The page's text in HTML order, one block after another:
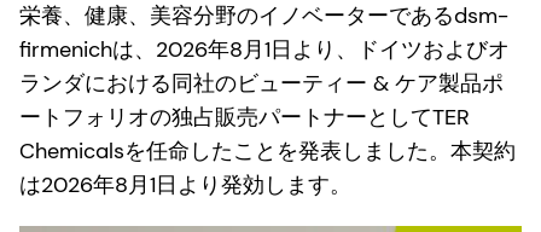
栄養、健康、美容分野のイノベーターであるdsm-
firmenichは、2026年8月1日より、ドイツおよびオ
ランダにおける同社のビューティー & ケア製品ポ
ートフォリオの独占販売パートナーとしてTER
Chemicalsを任命したことを発表しました。本契約
は2026年8月1日より発効します。